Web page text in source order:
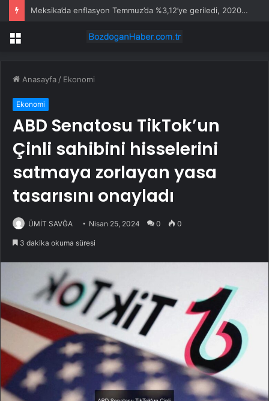
Meksika’da enflasyon Temmuz’da %3,12’ye geriledi, 2020’den bu yana en düşük seviye
Menü
Anasayfa / Ekonomi
Ekonomi
ABD Senatosu TikTok’un
Çinli sahibini hisselerini
satmaya zorlayan yasa
tasarısını onayladı
ÜMİT SAVĞA Nisan 25, 2024 0 0
3 dakika okuma süresi